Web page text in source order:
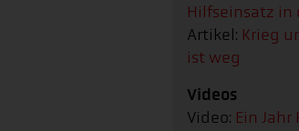
Hilfseinsatz in
Artikel: Krieg
ist weg
Videos
Video: Ein